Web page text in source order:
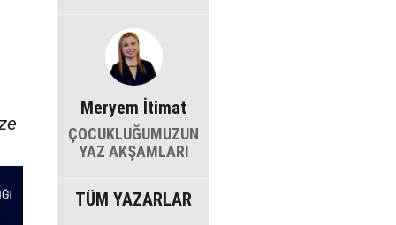
Meryem İtimat
ÇOCUKLUĞUMUZUN
YAZ AKŞAMLARI
TÜM YAZARLAR